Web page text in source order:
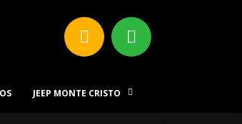
JEEP MONTE CRISTO